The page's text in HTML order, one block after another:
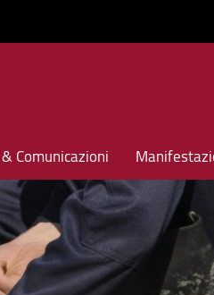
Comunicazioni